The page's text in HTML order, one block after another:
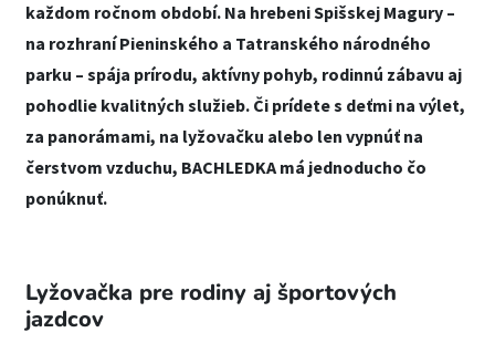
každom ročnom období. Na hrebeni Spišskej Magury –
na rozhraní Pieninského a Tatranského národného
parku – spája prírodu, aktívny pohyb, rodinnú zábavu aj
pohodlie kvalitných služieb. Či prídete s deťmi na výlet,
za panorámami, na lyžovačku alebo len vypnúť na
čerstvom vzduchu, BACHLEDKA má jednoducho čo
ponúknuť.
Lyžovačka pre rodiny aj športových
jazdcov